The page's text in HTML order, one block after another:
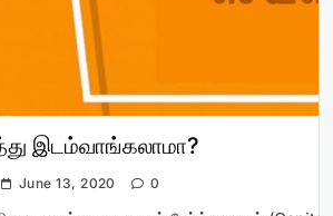
இடம்வாங்கலாமா?
June 13, 2020 0